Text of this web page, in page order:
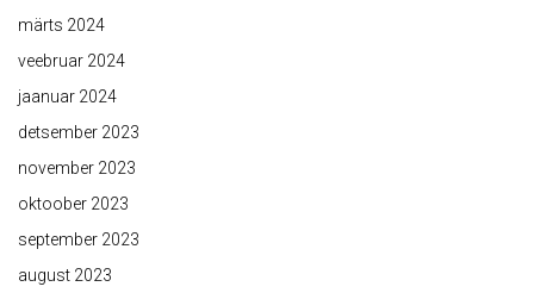
märts 2024
veebruar 2024
jaanuar 2024
detsember 2023
november 2023
oktoober 2023
september 2023
august 2023